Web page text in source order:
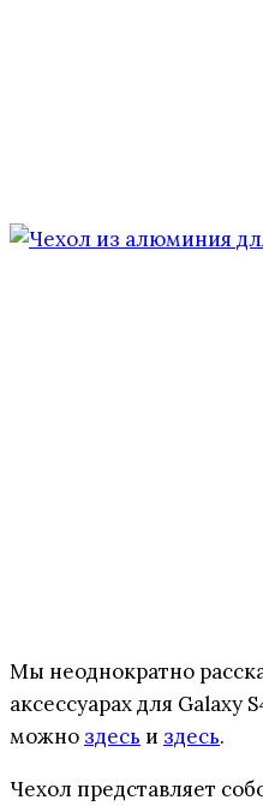
Мы неоднократно
аксессуарах для Galaxy
можно здесь и здесь.
Чехол представляет